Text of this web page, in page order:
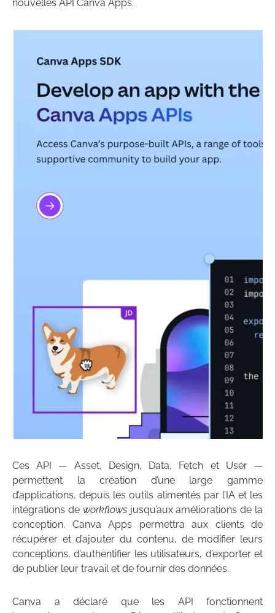
nouvelles API Canva Apps.
Ces API — Asset, Design, Data, Fetch et User —
permettent la création d’une large gamme
d’applications, depuis les outils alimentés par l’IA et les
intégrations de workflowsjusqu’aux améliorations de la
conception. Canva Apps permettra aux clients de
récupérer et d’ajouter du contenu, de modifier leurs
conceptions, d’authentifier les utilisateurs, d’exporter et
de publier leur travail et de fournir des données.
Canva a déclaré que les API fonctionnent